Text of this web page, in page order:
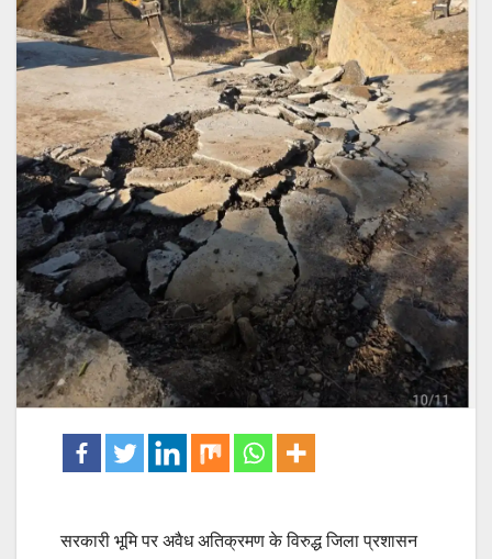
सरकारी भूमि पर अवैध अतिक्रमण के विरुद्ध जिला प्रशासन